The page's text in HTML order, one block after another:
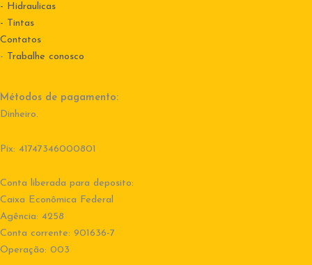
- Hidraulicas
- Tintas
Contatos
- Trabalhe conosco
Métodos de pagamento:
Dinheiro.
Pix: 41747346000801
Conta liberada para deposito:
Caixa Econômica Federal
Agência: 4258
Conta corrente: 901636-7
Operação: 003